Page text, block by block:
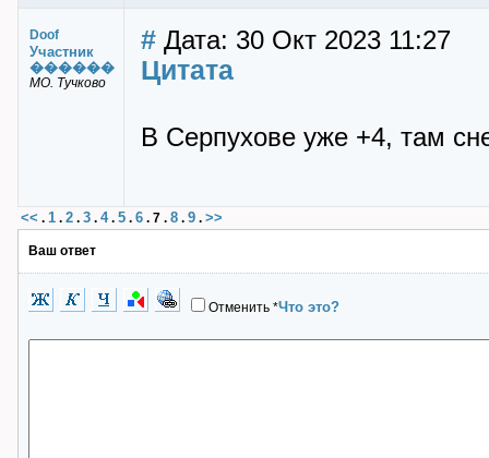
Doof
Участник
������
МО. Тучково
# Дата: 30 Окт 2023 11:27
Цитата
В Серпухове уже +4, там
<< . 1 . 2 . 3 . 4. 5 . 6 . 7 . 8 . 9 . >>
Ваш ответ
Отменить *Что это?